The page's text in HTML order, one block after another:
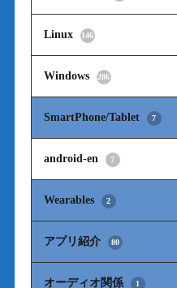
Linux 146
Windows 286
SmartPhone/Tablet 7
android-en 7
Wearables 2
アプリ紹介 80
オーディオ関係 1